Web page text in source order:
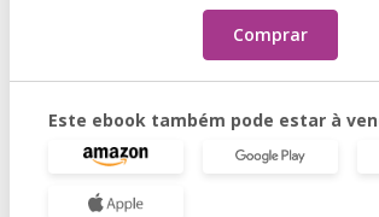
Comprar
Este ebook também pode estar à